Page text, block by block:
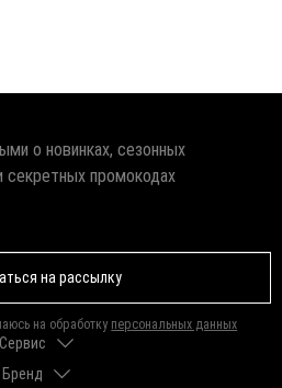
Сервис
и оплата
Бренд
о новинках, сезонных
секретных промокодах
на рассылку
на обработку персональных данных